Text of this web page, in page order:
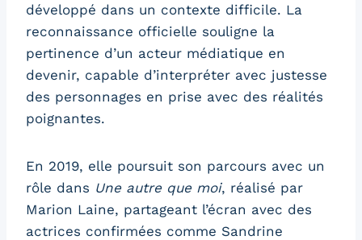
développé dans un contexte difficile. La
reconnaissance officielle souligne la
pertinence d’un acteur médiatique en
devenir, capable d’interpréter avec justesse
des personnages en prise avec des réalités
poignantes.
En 2019, elle poursuit son parcours avec un
rôle dans Une autre que moi, réalisé par
Marion Laine, partageant l’écran avec des
actrices confirmées comme Sandrine